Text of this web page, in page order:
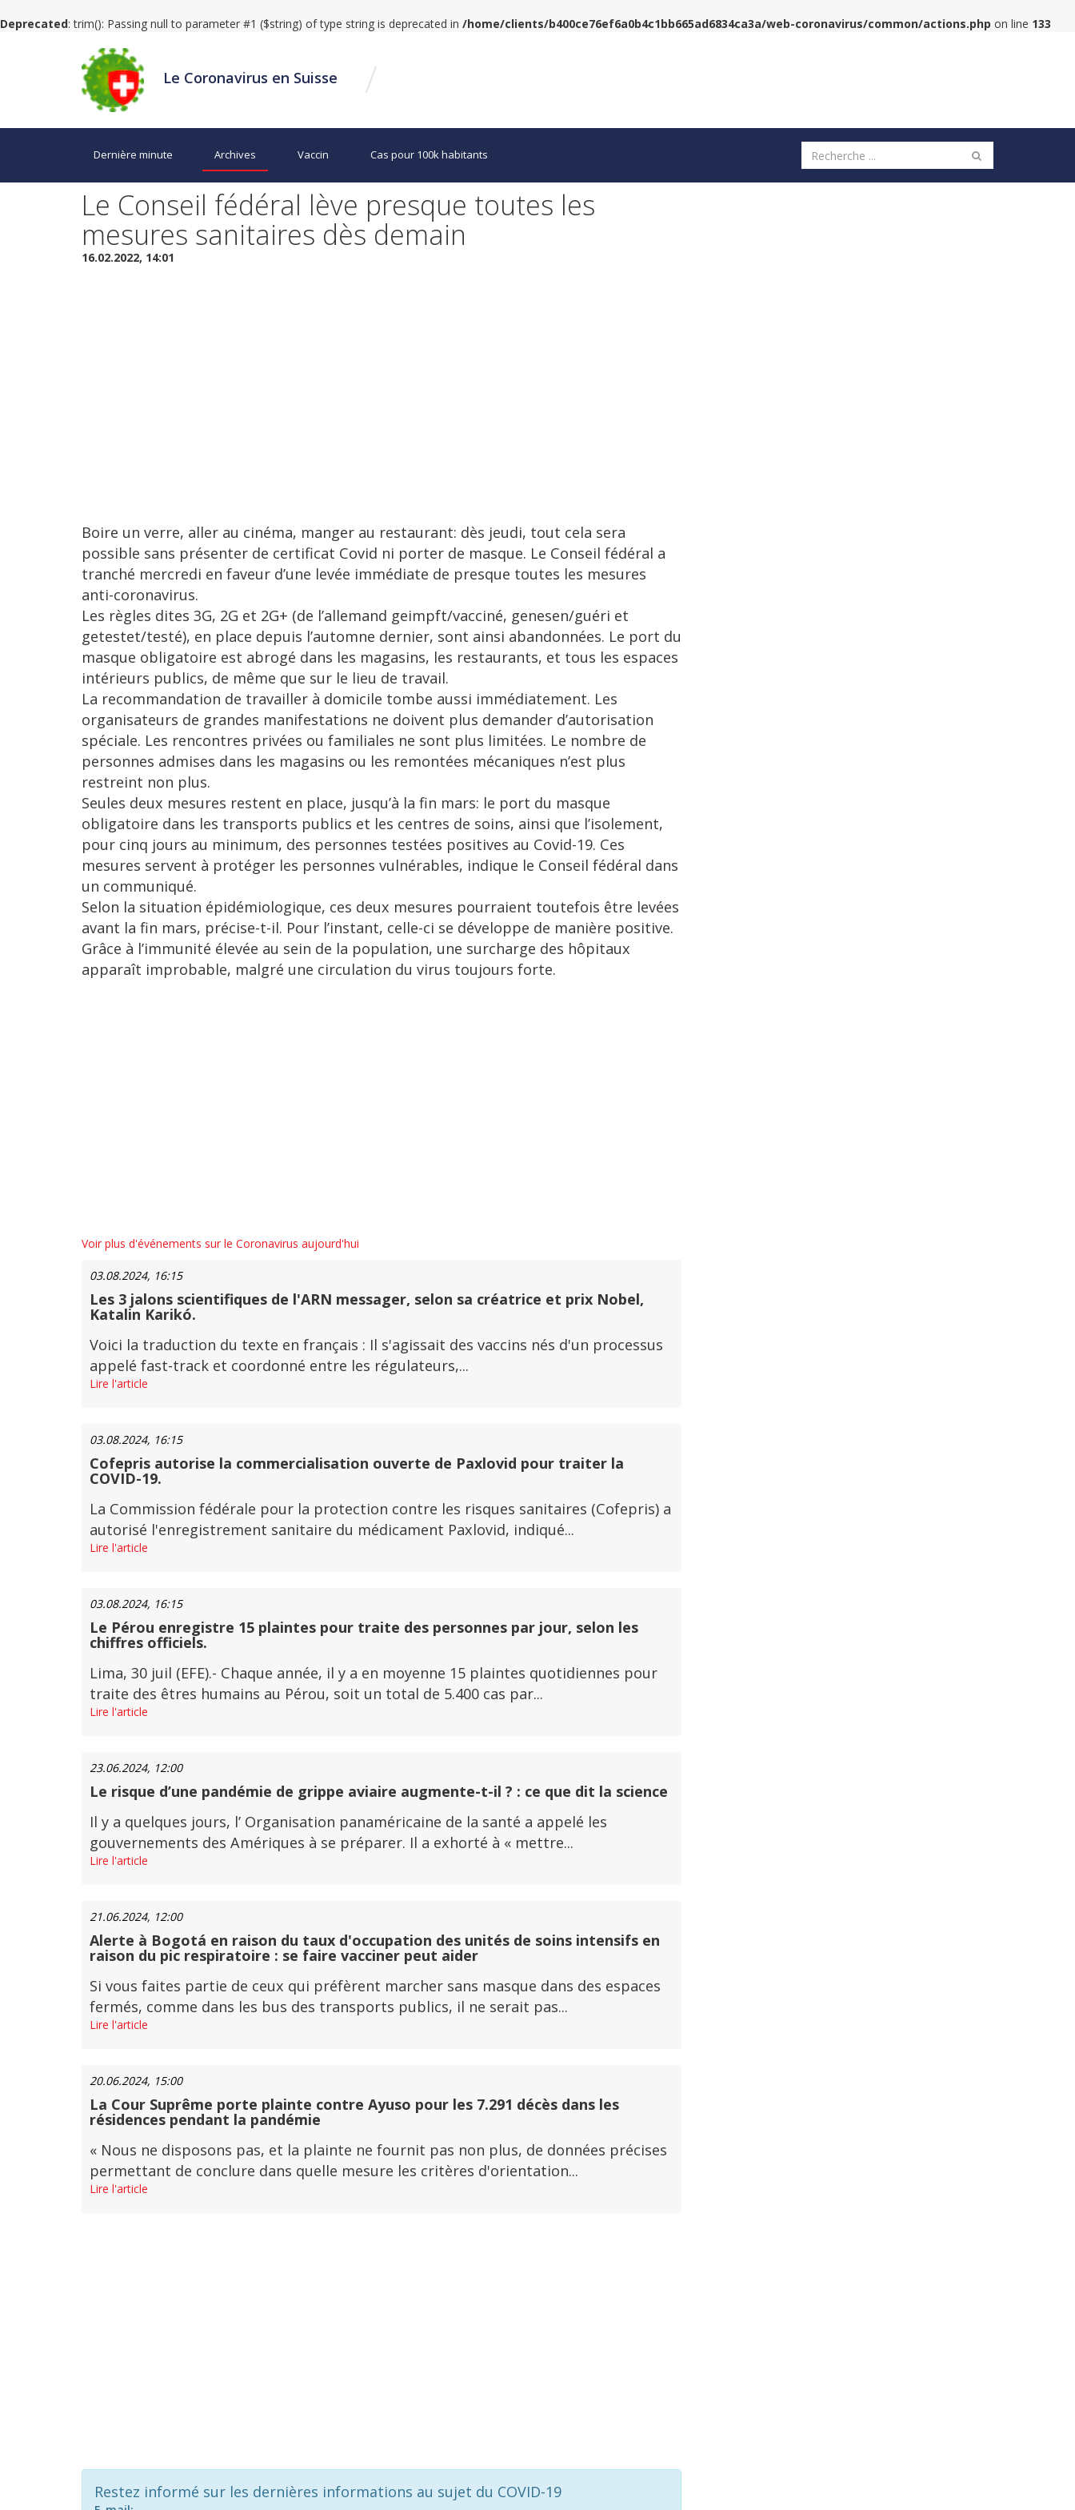
Deprecated: trim(): Passing null to parameter #1 ($string) of type string is deprecated in /home/clients/b400ce76ef6a0b4c1bb665ad6834ca3a/web-coronavirus/common/actions.php on line 133
Le Coronavirus en Suisse /
Dernière minute Archives Vaccin Cas pour 100k habitants
Le Conseil fédéral lève presque toutes les
mesures sanitaires dès demain
16.02.2022, 14:01
Boire un verre, aller au cinéma, manger au restaurant: dès jeudi, tout cela sera
possible sans présenter de certificat Covid ni porter de masque. Le Conseil fédéral a
tranché mercredi en faveur d’une levée immédiate de presque toutes les mesures
anti-coronavirus.
Les règles dites 3G, 2G et 2G+ (de l’allemand geimpft/vacciné, genesen/guéri et
getestet/testé), en place depuis l’automne dernier, sont ainsi abandonnées. Le port du
masque obligatoire est abrogé dans les magasins, les restaurants, et tous les espaces
intérieurs publics, de même que sur le lieu de travail.
La recommandation de travailler à domicile tombe aussi immédiatement. Les
organisateurs de grandes manifestations ne doivent plus demander d’autorisation
spéciale. Les rencontres privées ou familiales ne sont plus limitées. Le nombre de
personnes admises dans les magasins ou les remontées mécaniques n’est plus
restreint non plus.
Seules deux mesures restent en place, jusqu’à la fin mars: le port du masque
obligatoire dans les transports publics et les centres de soins, ainsi que l’isolement,
pour cinq jours au minimum, des personnes testées positives au Covid-19. Ces
mesures servent à protéger les personnes vulnérables, indique le Conseil fédéral dans
un communiqué.
Selon la situation épidémiologique, ces deux mesures pourraient toutefois être levées
avant la fin mars, précise-t-il. Pour l’instant, celle-ci se développe de manière positive.
Grâce à l’immunité élevée au sein de la population, une surcharge des hôpitaux
apparaît improbable, malgré une circulation du virus toujours forte.
Voir plus d'événements sur le Coronavirus aujourd'hui
03.08.2024, 16:15
Les 3 jalons scientifiques de l'ARN messager, selon sa créatrice et prix Nobel,
Katalin Karikó.
Voici la traduction du texte en français : Il s'agissait des vaccins nés d'un processus
appelé fast-track et coordonné entre les régulateurs,...
Lire l'article
03.08.2024, 16:15
Cofepris autorise la commercialisation ouverte de Paxlovid pour traiter la
COVID-19.
La Commission fédérale pour la protection contre les risques sanitaires (Cofepris) a
autorisé l'enregistrement sanitaire du médicament Paxlovid, indiqué...
Lire l'article
03.08.2024, 16:15
Le Pérou enregistre 15 plaintes pour traite des personnes par jour, selon les
chiffres officiels.
Lima, 30 juil (EFE).- Chaque année, il y a en moyenne 15 plaintes quotidiennes pour
traite des êtres humains au Pérou, soit un total de 5.400 cas par...
Lire l'article
23.06.2024, 12:00
Le risque d’une pandémie de grippe aviaire augmente-t-il ? : ce que dit la science
Il y a quelques jours, l’ Organisation panaméricaine de la santé a appelé les
gouvernements des Amériques à se préparer. Il a exhorté à « mettre...
Lire l'article
21.06.2024, 12:00
Alerte à Bogotá en raison du taux d'occupation des unités de soins intensifs en
raison du pic respiratoire : se faire vacciner peut aider
Si vous faites partie de ceux qui préfèrent marcher sans masque dans des espaces
fermés, comme dans les bus des transports publics, il ne serait pas...
Lire l'article
20.06.2024, 15:00
La Cour Suprême porte plainte contre Ayuso pour les 7.291 décès dans les
résidences pendant la pandémie
« Nous ne disposons pas, et la plainte ne fournit pas non plus, de données précises
permettant de conclure dans quelle mesure les critères d'orientation...
Lire l'article
Restez informé sur les dernières informations au sujet du COVID-19